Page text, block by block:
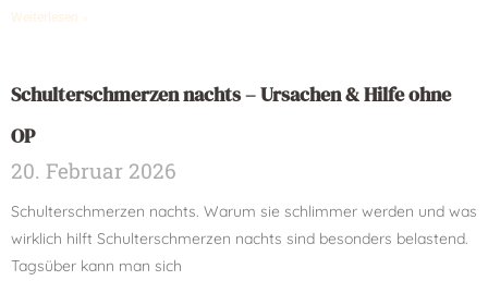
Weiterlesen »
Schulterschmerzen nachts – Ursachen & Hilfe ohne
OP
20. Februar 2026
Schulterschmerzen nachts. Warum sie schlimmer werden und was
wirklich hilft Schulterschmerzen nachts sind besonders belastend.
Tagsüber kann man sich